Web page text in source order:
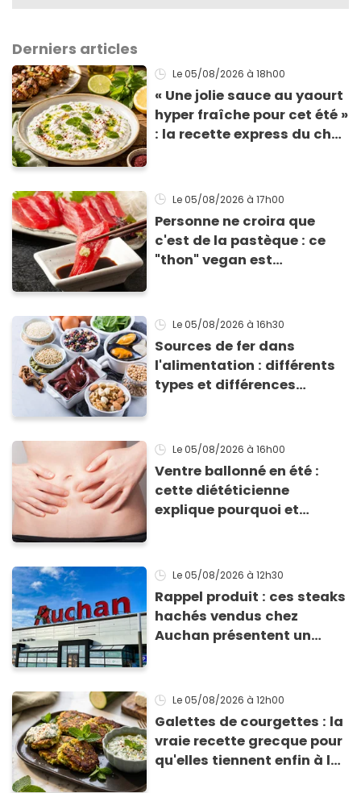
Derniers articles
Le 05/08/2026 à 18h00
« Une jolie sauce au yaourt
hyper fraîche pour cet été »
: la recette express du chef
grillades
Le 05/08/2026 à 17h00
Personne ne croira que
c'est de la pastèque : ce
"thon" vegan est
Le 05/08/2026 à 16h30
Sources de fer dans
l'alimentation : différents
types et différences
Le 05/08/2026 à 16h00
Ventre ballonné en été :
cette diététicienne
explique pourquoi et
Le 05/08/2026 à 12h30
Rappel produit : ces steaks
hachés vendus chez
Auchan présentent un
Le 05/08/2026 à 12h00
Galettes de courgettes : la
vraie recette grecque pour
qu'elles tiennent enfin à la